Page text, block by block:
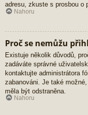
adresu, zkuste s prosbou o
Nahoru
Proč se nemůžu
Existuje několik důvodů,
zadáváte správné
kontaktujte administrátora
zabanováni. Je také
měla být odstraněna.
Nahoru